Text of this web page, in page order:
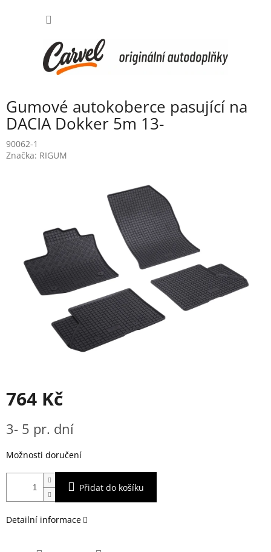
Gumové autokoberce pasující na
DACIA Dokker 5m 13-
90062-1
Značka: RIGUM
764 Kč
cena:
3- 5 pr. dní
Možnosti doručení
Přidat do košíku
Detailní informace